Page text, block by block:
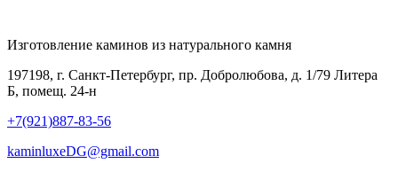
Изготовление каминов из натурального камня
197198, г. Санкт-Петербург, пр. Добролюбова, д. 1/79 Литера
Б, помещ. 24-н
+7(921)887-83-56
kaminluxeDG@gmail.com